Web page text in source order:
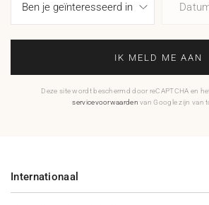
IK MELD ME AAN
Deze site wordt beschermd door reCAPTCHA en
servicevoorwaarden van Google zijn van
Internationaal